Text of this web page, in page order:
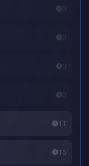
0'
0'
0'
0'
11'
16'